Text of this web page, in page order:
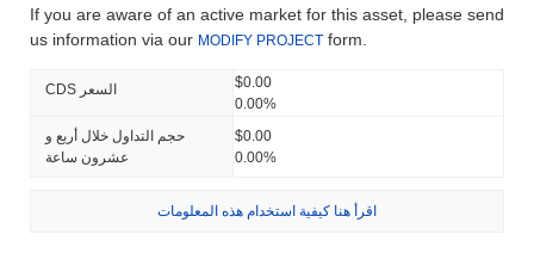
If you are aware of an active market for this asset, please send
us information via our MODIFY PROJECT form.
CDS السعر
$0.00
0.00%
حجم التداول خلال أربع و
عشرون ساعة
$0.00
0.00%
اقرأ هنا كيفية استخدام هذه المعلومات